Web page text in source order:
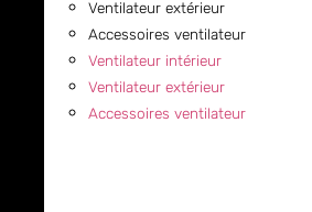
Ventilateur extérieur
Accessoires ventilateur
Ventilateur intérieur
Ventilateur extérieur
Accessoires ventilateur